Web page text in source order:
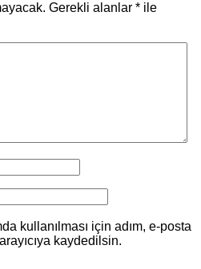
Gerekli alanlar * ile
kullanılması için adım, e-posta
kaydedilsin.